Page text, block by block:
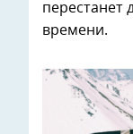
перестанет
времени.